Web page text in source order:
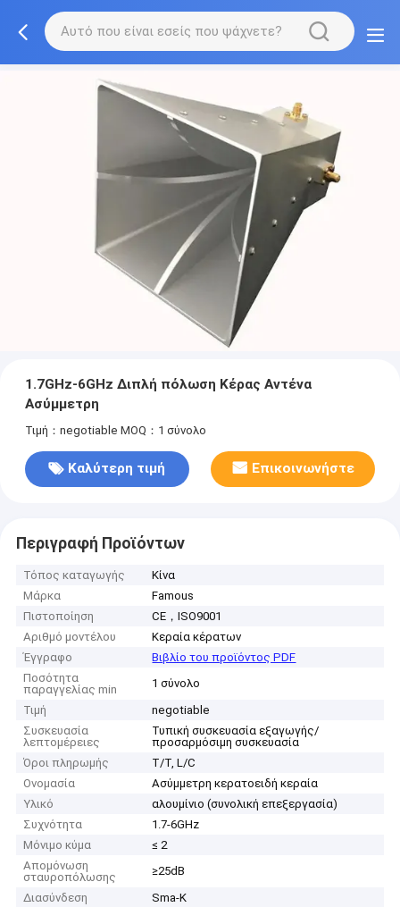
1.7GHz-6GHz Διπλή πόλωση Κέρας Αντένα
Ασύμμετρη
Τιμή：negotiable MOQ：1 σύνολο
Καλύτερη τιμή Επικοινωνήστε
Περιγραφή Προϊόντων
Τόπος καταγωγής
Κίνα
Μάρκα
Famous
Πιστοποίηση
CE，ISO9001
Αριθμό μοντέλου
Κεραία κέρατων
Έγγραφο
Βιβλίο του προϊόντος PDF
Ποσότητα
παραγγελίας min
1 σύνολο
Τιμή
negotiable
Συσκευασία
λεπτομέρειες
Τυπική συσκευασία εξαγωγής/
προσαρμόσιμη συσκευασία
Όροι πληρωμής
Τ/Τ, L/C
Ονομασία
Ασύμμετρη κερατοειδή κεραία
Υλικό
αλουμίνιο (συνολική επεξεργασία)
Συχνότητα
1.7-6GHz
Μόνιμο κύμα
≤ 2
Απομόνωση
σταυροπόλωσης
≥25dB
Διασύνδεση
Sma-Κ